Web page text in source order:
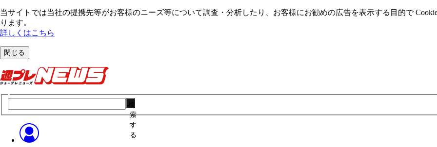
当サイトでは当社の提携先等がお客様のニーズ等について調査・分析したり、お客様にお勧めの広告を表⽰する⽬的で
ります。
詳しくはこちら
閉じる
索
す
る